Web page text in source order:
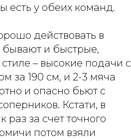
есть у обеих команд.
действовать в
бывают и быстрые,
– высокие подачи с
за 190 см, и 2-3 мяча
и опасно бьют с
Кстати, в
за счет точного
потом взяли